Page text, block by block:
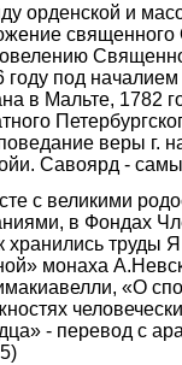
орденской и
священного
году под
в Мальте, 1782
веры г.
Савоярд -
с великими
в Фондах
хранились труды
монаха
«О
- перевод с